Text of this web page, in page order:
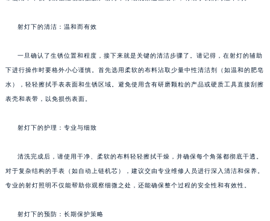
射灯下的清洁：温和而有效
一旦确认了生锈位置和程度，接下来就是关键的清洁步骤了。请记得，在射灯的辅助
下进行操作时要格外小心谨慎。首先选用柔软的布料沾取少量中性清洁剂（如温和的肥皂
水），轻轻擦拭手表表面和生锈区域。避免使用含有研磨颗粒的产品或硬质工具直接刮擦
表壳和表带，以免损伤表面。
射灯下的护理：专业与细致
清洗完成后，请使用干净、柔软的布料轻轻擦拭干燥，并确保每个角落都彻底干透。
对于复杂结构的手表（如自动上链机芯），建议交由专业维修人员进行深入清洁和保养。
专业的射灯照明不仅能帮助你观察细微之处，还能确保整个过程的安全性和有效性。
射灯下的预防：长期保护策略